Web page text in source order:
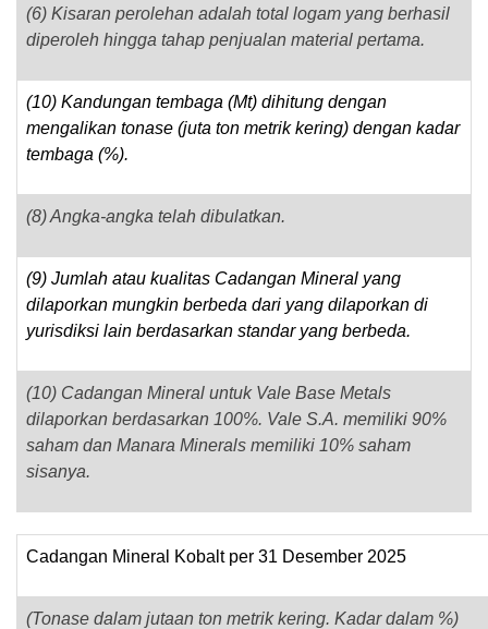
(6) Kisaran perolehan adalah total logam yang berhasil
diperoleh hingga tahap penjualan material pertama.
(10) Kandungan tembaga (Mt) dihitung dengan
mengalikan tonase (juta ton metrik kering) dengan kadar
tembaga (%).
(8) Angka-angka telah dibulatkan.
(9) Jumlah atau kualitas Cadangan Mineral yang
dilaporkan mungkin berbeda dari yang dilaporkan di
yurisdiksi lain berdasarkan standar yang berbeda.
(10) Cadangan Mineral untuk Vale Base Metals
dilaporkan berdasarkan 100%. Vale S.A. memiliki 90%
saham dan Manara Minerals memiliki 10% saham
sisanya.
Cadangan Mineral Kobalt per 31 Desember 2025
(Tonase dalam jutaan ton metrik kering. Kadar dalam %)